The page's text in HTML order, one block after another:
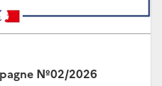
Nº02/2026